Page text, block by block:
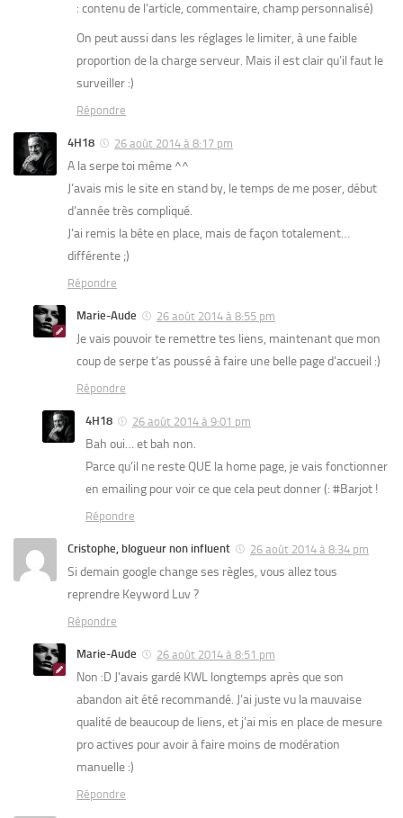
: contenu de l’article, commentaire, champ personnalisé)
On peut aussi dans les réglages le limiter, à une faible
proportion de la charge serveur. Mais il est clair qu’il faut le
surveiller :)
Répondre
4H18 26 août 2014 à 8:17 pm
A la serpe toi même ^^
J’avais mis le site en stand by, le temps de me poser, début
d’année très compliqué.
J’ai remis la bête en place, mais de façon totalement…
différente ;)
Répondre
Marie-Aude 26 août 2014 à 8:55 pm
Je vais pouvoir te remettre tes liens, maintenant que mon
coup de serpe t’as poussé à faire une belle page d’accueil :)
Répondre
4H18 26 août 2014 à 9:01 pm
Bah oui… et bah non.
Parce qu’il ne reste QUE la home page, je vais fonctionner
en emailing pour voir ce que cela peut donner (: #Barjot !
Répondre
Cristophe, blogueur non influent 26 août 2014 à 8:34 pm
Si demain google change ses règles, vous allez tous
reprendre Keyword Luv ?
Répondre
Marie-Aude 26 août 2014 à 8:51 pm
Non :D J’avais gardé KWL longtemps après que son
abandon ait été recommandé. J’ai juste vu la mauvaise
qualité de beaucoup de liens, et j’ai mis en place de mesure
pro actives pour avoir à faire moins de modération
manuelle :)
Répondre